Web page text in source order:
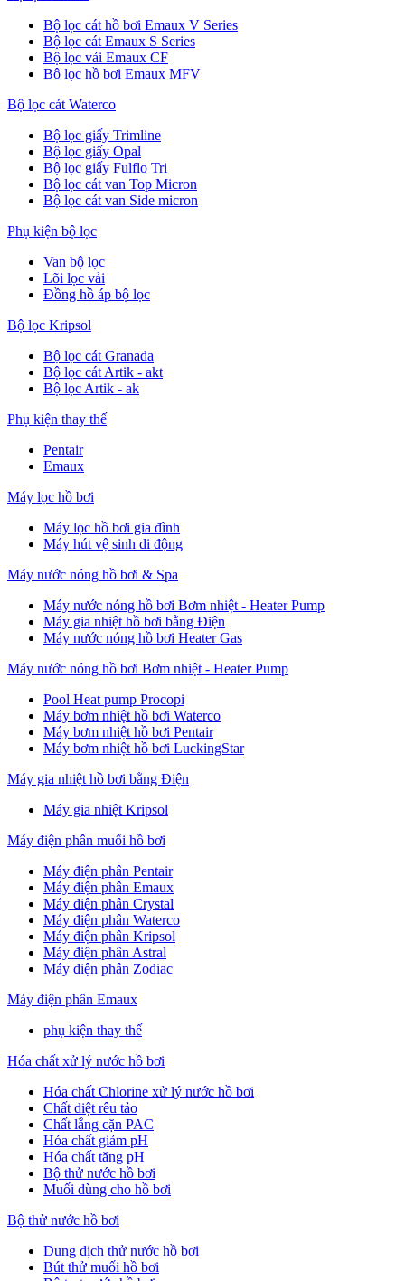
Bộ lọc cát hồ bơi Emaux V Series
Bộ lọc cát Emaux S Series
Bộ lọc vải Emaux CF
Bô lọc hồ bơi Emaux MFV
Bộ lọc cát Waterco
Bộ lọc giấy Trimline
Bộ lọc giấy Opal
Bộ lọc giấy Fulflo Tri
Bộ lọc cát van Top Micron
Bộ lọc cát van Side micron
Phụ kiện bộ lọc
Van bộ lọc
Lõi lọc vải
Đồng hồ áp bộ lọc
Bộ lọc Kripsol
Bộ lọc cát Granada
Bộ lọc cát Artik - akt
Bộ lọc Artik - ak
Phụ kiện thay thế
Pentair
Emaux
Máy lọc hồ bơi
Máy lọc hồ bơi gia đình
Máy hút vệ sinh di động
Máy nước nóng hồ bơi & Spa
Máy nước nóng hồ bơi Bơm nhiệt - Heater Pump
Máy gia nhiệt hồ bơi bằng Điện
Máy nước nóng hồ bơi Heater Gas
Máy nước nóng hồ bơi Bơm nhiệt - Heater Pump
Pool Heat pump Procopi
Máy bơm nhiệt hồ bơi Waterco
Máy bơm nhiệt hồ bơi Pentair
Máy bơm nhiệt hồ bơi LuckingStar
Máy gia nhiệt hồ bơi bằng Điện
Máy gia nhiệt Kripsol
Máy điện phân muối hồ bơi
Máy điện phân Pentair
Máy điện phân Emaux
Máy điện phân Crystal
Máy điện phân Waterco
Máy điện phân Kripsol
Máy điện phân Astral
Máy điện phân Zodiac
Máy điện phân Emaux
phụ kiện thay thế
Hóa chất xử lý nước hồ bơi
Hóa chất Chlorine xử lý nước hồ bơi
Chất diệt rêu tảo
Chất lắng cặn PAC
Hóa chất giảm pH
Hóa chất tăng pH
Bộ thử nước hồ bơi
Muối dùng cho hồ bơi
Bộ thử nước hồ bơi
Dung dịch thử nước hồ bơi
Bút thử muối hồ bơi